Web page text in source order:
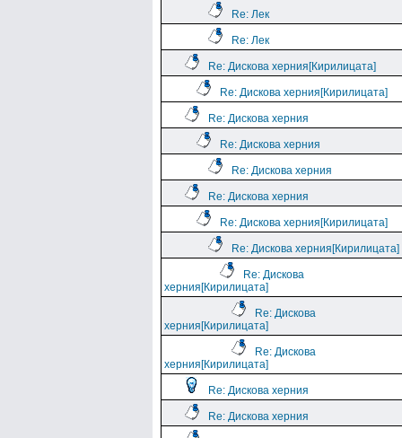
Re: Лек
Re: Лек
Re: Дискова херния[Кирилицата]
Re: Дискова херния[Кирилицата]
Re: Дискова херния
Re: Дискова херния
Re: Дискова херния
Re: Дискова херния
Re: Дискова херния[Кирилицата]
Re: Дискова херния[Кирилицата]
Re: Дискова
херния[Кирилицата]
Re: Дискова
херния[Кирилицата]
Re: Дискова
херния[Кирилицата]
Re: Дискова херния
Re: Дискова херния